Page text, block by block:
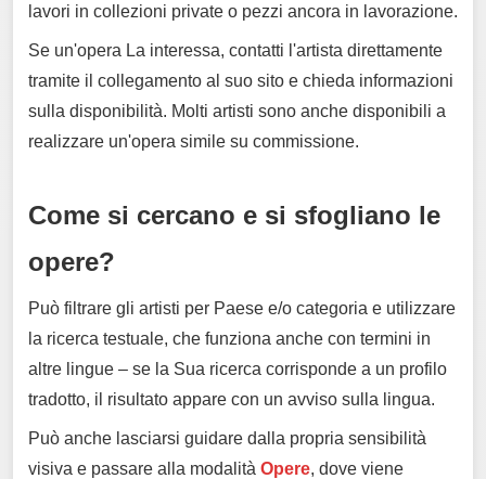
lavori in collezioni private o pezzi ancora in lavorazione.
Se un'opera La interessa, contatti l'artista direttamente
tramite il collegamento al suo sito e chieda informazioni
sulla disponibilità. Molti artisti sono anche disponibili a
realizzare un'opera simile su commissione.
Come si cercano e si sfogliano le
opere?
Può filtrare gli artisti per Paese e/o categoria e utilizzare
la ricerca testuale, che funziona anche con termini in
altre lingue – se la Sua ricerca corrisponde a un profilo
tradotto, il risultato appare con un avviso sulla lingua.
Può anche lasciarsi guidare dalla propria sensibilità
visiva e passare alla modalità Opere, dove viene